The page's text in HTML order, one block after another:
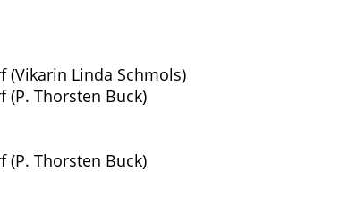
(Vikarin Linda Schmols)
(P. Thorsten Buck)
(P. Thorsten Buck)